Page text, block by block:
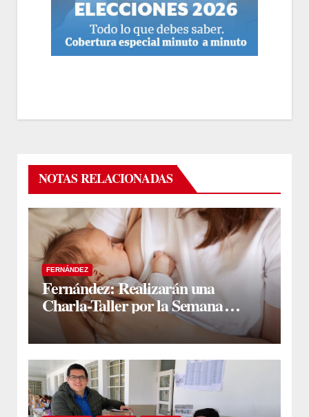
NOTAS RELACIONADAS
FERNÁNDEZ
Fernández: Realizarán una
Charla-Taller por la Semana
Mundial de la Lactancia Materna